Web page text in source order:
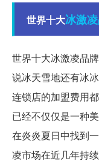
世界十大冰激凌
世界十大冰激凌品
说冰天雪地还有冰
连锁店的加盟费用
已经不仅仅是一种
在炎炎夏日中找到
凌市场在近几年持